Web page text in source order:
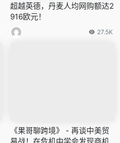
超越英德，丹麦人均网购额达2
916欧元！
27.5K
《果哥聊跨境》 - 再谈中美贸